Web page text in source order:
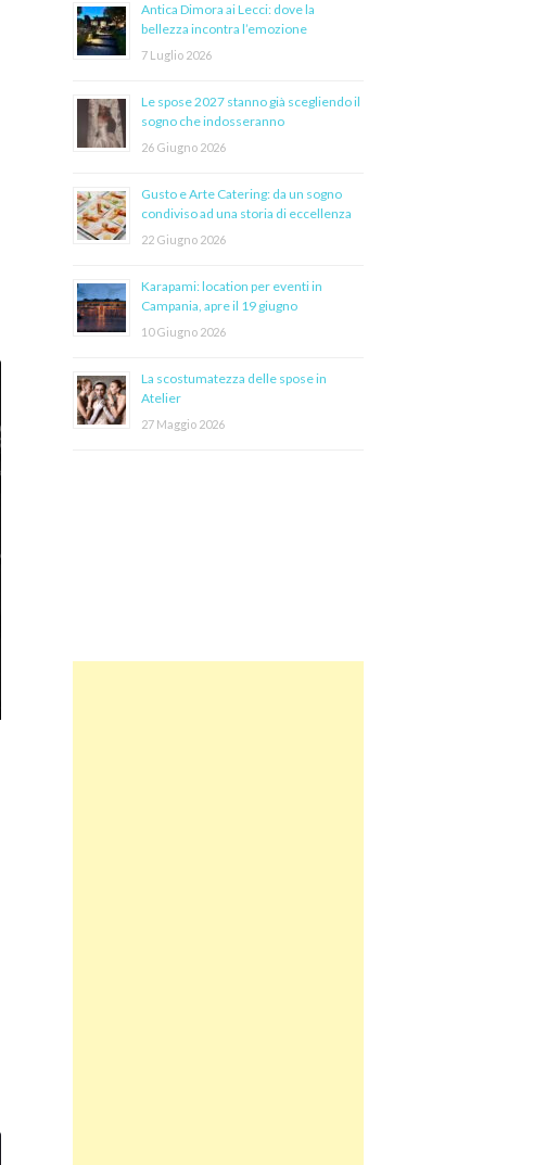
Antica Dimora ai Lecci: dove la
bellezza incontra l’emozione
7 Luglio 2026
Le spose 2027 stanno già scegliendo il
sogno che indosseranno
26 Giugno 2026
Gusto e Arte Catering: da un sogno
condiviso ad una storia di eccellenza
22 Giugno 2026
Karapami: location per eventi in
Campania, apre il 19 giugno
10 Giugno 2026
La scostumatezza delle spose in
Atelier
27 Maggio 2026